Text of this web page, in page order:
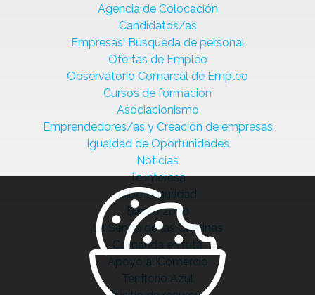
Agencia de Colocación
Candidatos/as
Empresas: Búsqueda de personal
Ofertas de Empleo
Observatorio Comarcal de Empleo
Cursos de formación
Asociacionismo
Emprendedores/as y Creación de empresas
Igualdad de Oportunidades
Noticias
Te interesa
Ciberseguridad
Bierzo 2030
La Senda de las Cantinas
Comanda en ruta
Apoyo al Comercio
Territorio Azul